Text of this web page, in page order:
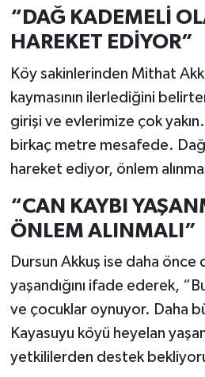
“DAĞ KADEMELİ
HAREKET EDİYOR”
Köy sakinlerinden Mithat
kaymasının ilerlediğini
girişi ve evlerimize çok
birkaç metre mesafede.
hareket ediyor, önlem
“CAN KAYBI
ÖNLEM ALINMALI”
Dursun Akkuş ise daha önce
yaşandığını ifade ederek,
ve çocuklar oynuyor. Daha
Kayasuyu köyü heyelan
yetkililerden destek